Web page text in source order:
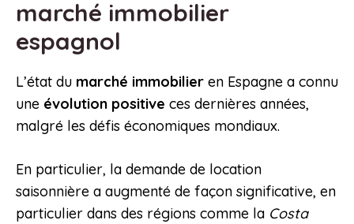
marché immobilier
espagnol
L’état du marché immobilier en Espagne a connu
une évolution positive ces dernières années,
malgré les défis économiques mondiaux.
En particulier, la demande de location
saisonnière a augmenté de façon significative, en
particulier dans des régions comme la Costa